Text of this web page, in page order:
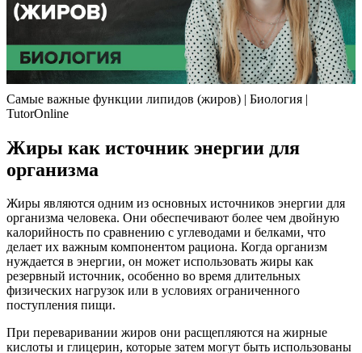
Самые важные функции липидов (жиров) | Биология |
TutorOnline
Жиры как источник энергии для
организма
Жиры являются одним из основных источников энергии для
организма человека. Они обеспечивают более чем двойную
калорийность по сравнению с углеводами и белками, что
делает их важным компонентом рациона. Когда организм
нуждается в энергии, он может использовать жиры как
резервный источник, особенно во время длительных
физических нагрузок или в условиях ограниченного
поступления пищи.
При переваривании жиров они расщепляются на жирные
кислоты и глицерин, которые затем могут быть использованы